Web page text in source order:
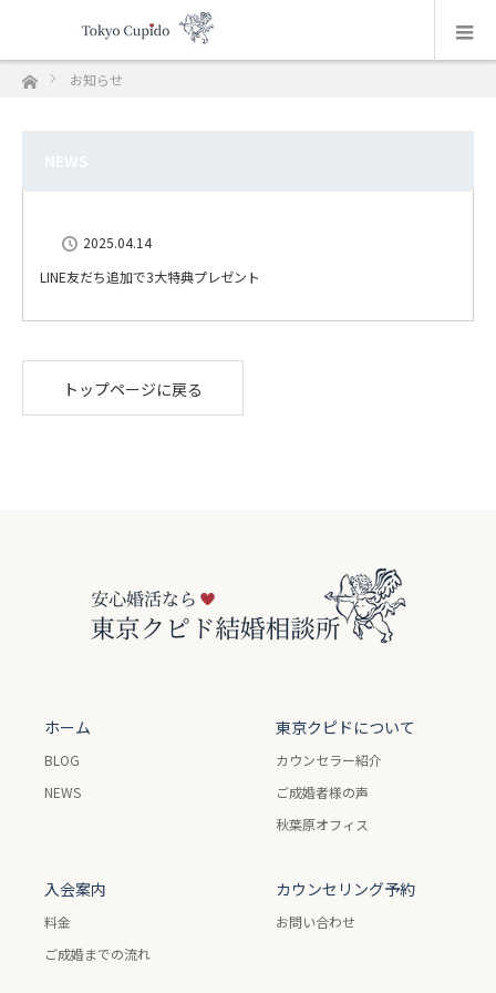
ホームお知らせ
2025.04.14
LINE友だち追加で3大特典プレゼント
トップページに戻る
ホーム
BLOG
NEWS
東京クピドについて
カウンセラー紹介
ご成婚者様の声
秋葉原オフィス
入会案内
料金
ご成婚までの流れ
カウンセリング予約
お問い合わせ